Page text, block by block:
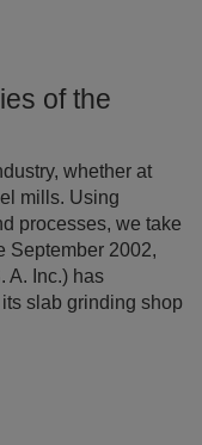
of the
whether at
mills. Using
processes, we take
September 2002,
A. Inc.) has
slab grinding shop